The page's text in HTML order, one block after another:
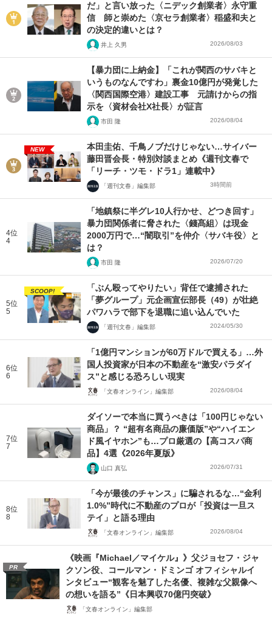
だ」と言い放った〈ニデック創業者〉永守重
信 師と崇めた〈京セラ創業者〉稲盛和夫と
の決定的違いとは？
井上 久男 2026/08/03
【暴力団に上納金】「これが関西のサバキと
いうものなんですわ」裏金10億円が発覚した
〈関西国際空港〉建設工事 元請けからの指
示を〈資材会社X社長〉が証言
市田 隆 2026/08/04
NEW
本田圭佑、千鳥ノブだけじゃない…サイバー
藤田晋会長・特別対談まとめ《週刊文春で
「リーチ・ツモ・ドラ1」連載中》
「週刊文春」編集部 3時間前
4位
4
「地鎮祭に半グレ10人行かせ、どつき回す」
暴力団関係者に脅された〈錢髙組〉は現金
2000万円で…“闇取引”を仲介〈サバキ役〉と
は？
市田 隆 2026/07/20
5位
5
SCOOP!
「ぶん殴ってやりたい」背任で逮捕された
「夢グループ」元企画宣伝部長（49）が壮絶
パワハラで部下を退職に追い込んでいた
「週刊文春」編集部 2024/05/30
6位
6
「1億円マンションが60万ドルで買える」…外
国人投資家が日本の不動産を“激安パラダイ
ス”と感じる恐ろしい現実
「文春オンライン」編集部 2026/08/04
7位
7
ダイソーで本当に買うべきは「100円じゃない
商品」？ “超有名商品の廉価版”や“ハイエン
ド風イヤホン”も…プロ厳選の【高コスパ商
品】4選《2026年夏版》
山口 真弘 2026/07/31
8位
8
「今が最後のチャンス」に騙されるな…“金利
1.0%”時代に不動産のプロが「投資は一旦ス
テイ」と語る理由
「文春オンライン」編集部 2026/08/04
PR
《映画『Michael／マイケル』》父ジョセフ・ジャ
クソン役、コールマン・ドミンゴ オフィシャルイ
ンタビュー“観客を魅了した名優、複雑な父親像へ
の想いを語る”《日本興収70億円突破》
「文春オンライン」編集部